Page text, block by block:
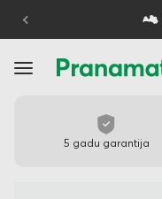
PRANAMAT
5 gadu garantija